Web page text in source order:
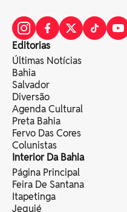
Editorias
Últimas Notícias
Bahia
Salvador
Diversão
Agenda Cultural
Preta Bahia
Fervo Das Cores
Colunistas
Interior Da Bahia
Página Principal
Feira De Santana
Itapetinga
Jequié